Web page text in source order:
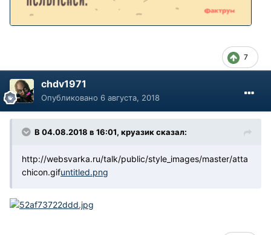
7
chdv1971
Опубликовано 6 августа, 2018
В 04.08.2018 в 16:01, круазик сказал:
http://websvarka.ru/talk/public/style_images/master/atta
chicon.gifuntitled.png